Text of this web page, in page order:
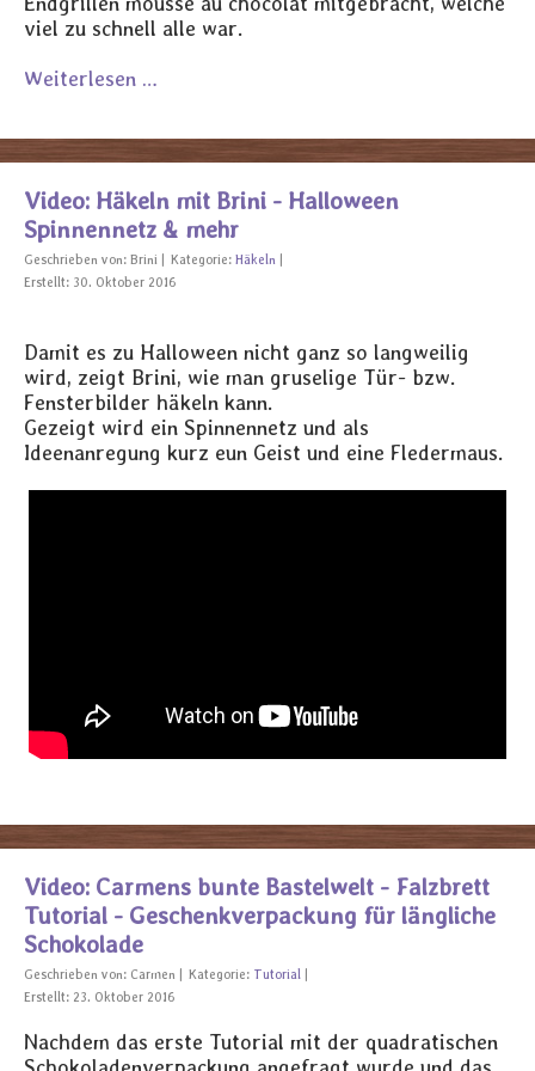
viel zu schnell alle war.
Weiterlesen …
Video: Häkeln mit Brini - Halloween
Spinnennetz & mehr
Geschrieben von: Brini Kategorie: Häkeln
Erstellt: 30. Oktober 2016
Damit es zu Halloween nicht ganz so langweilig
wird, zeigt Brini, wie man gruselige Tür- bzw.
Fensterbilder häkeln kann.
Gezeigt wird ein Spinnennetz und als
Ideenanregung kurz eun Geist und eine Fledermaus.
Video: Carmens bunte Bastelwelt - Falzbrett
Tutorial - Geschenkverpackung für längliche
Schokolade
Geschrieben von: Carmen Kategorie: Tutorial
Erstellt: 23. Oktober 2016
Nachdem das erste Tutorial mit der quadratischen